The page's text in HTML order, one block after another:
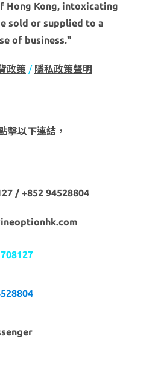
Hong Kong, intoxicating
sold or supplied to a
of business."
政策 / 隱私政策聲明
擊以下連結，
/ +852 94528804